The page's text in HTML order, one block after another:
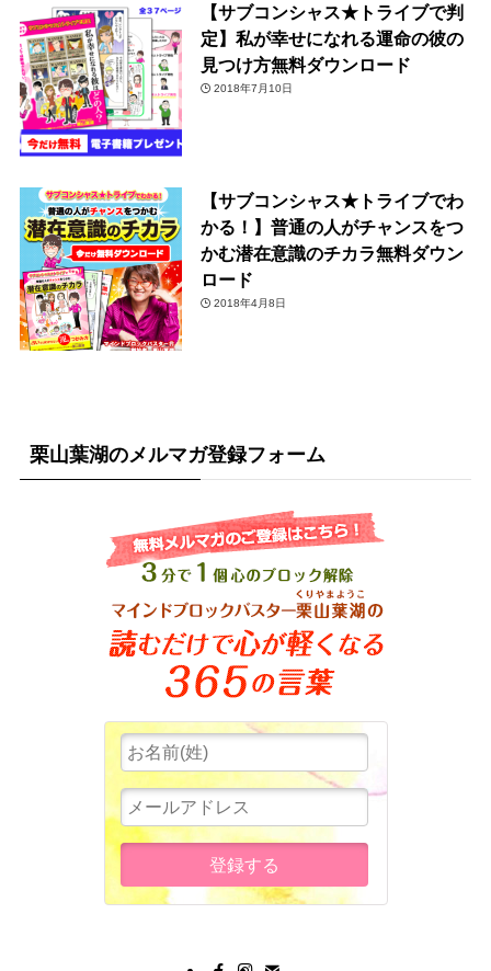
【サブコンシャス★トライブで判
定】私が幸せになれる運命の彼の
見つけ方無料ダウンロード
2018年7月10日
【サブコンシャス★トライブでわ
かる！】普通の人がチャンスをつ
かむ潜在意識のチカラ無料ダウン
ロード
2018年4月8日
栗山葉湖のメルマガ登録フォーム